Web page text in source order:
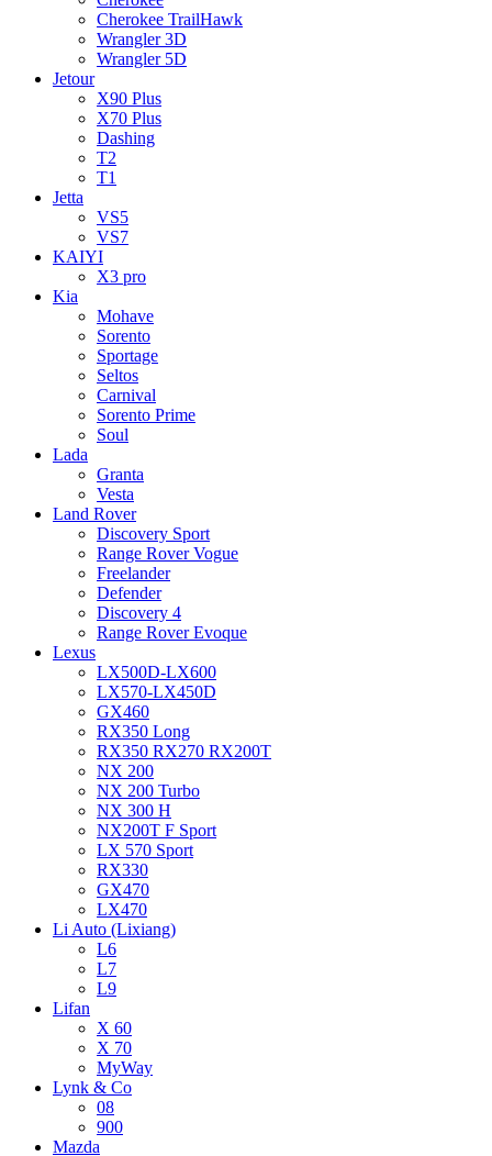
Cherokee TrailHawk
Wrangler 3D
Wrangler 5D
Jetour
X90 Plus
X70 Plus
Dashing
T2
T1
Jetta
VS5
VS7
KAIYI
X3 pro
Kia
Mohave
Sorento
Sportage
Seltos
Carnival
Sorento Prime
Soul
Lada
Granta
Vesta
Land Rover
Discovery Sport
Range Rover Vogue
Freelander
Defender
Discovery 4
Range Rover Evoque
Lexus
LX500D-LX600
LX570-LX450D
GX460
RX350 Long
RX350 RX270 RX200T
NX 200
NX 200 Turbo
NX 300 H
NX200T F Sport
LX 570 Sport
RX330
GX470
LX470
Li Auto (Lixiang)
L6
L7
L9
Lifan
X 60
X 70
MyWay
Lynk & Co
08
900
Mazda